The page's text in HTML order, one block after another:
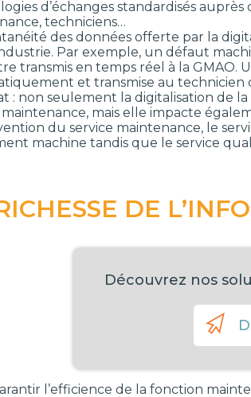
d’échanges standardisés
techniciens…
des données offerte par la
Par exemple, un défaut
transmis en temps réel à la GMAO.
et transmise au technicien
: non seulement la digitalisation de
maintenance, mais elle impacte
du service maintenance, le
machine tandis que le service
DE
Découvrez nos
l’efficience de la fonction